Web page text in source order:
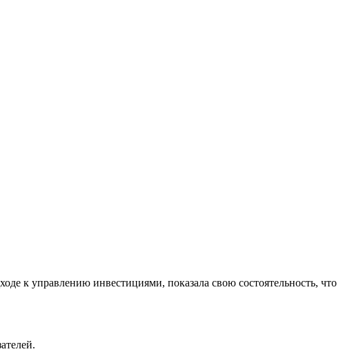
к управлению инвестициями, показала свою состоятельность, что